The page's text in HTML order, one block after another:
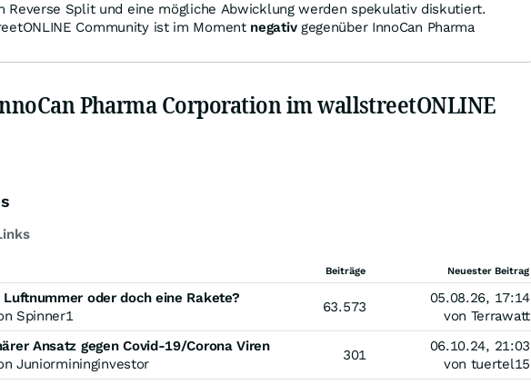
Reverse Split und eine mögliche Abwicklung werden spekulativ diskutiert.
Community ist im Moment negativgegenüber InnoCan Pharma
Pharma Corporation im wallstreetONLINE
Beiträge Neuester Beitrag
oder doch eine Rakete?
Spinner1
63.573
05.08.26, 17:14
von Terrawatt
Ansatz gegen Covid-19/Corona Viren
Juniormininginvestor
301
06.10.24, 21:03
von tuertel15